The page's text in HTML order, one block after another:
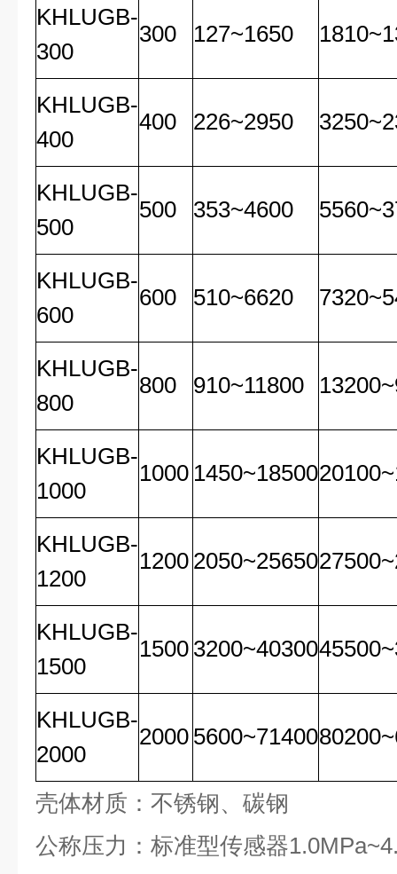
KHLUGB-
300
300 127~1650
KHLUGB-
400
400 226~2950
KHLUGB-
500
500 353~4600
KHLUGB-
600
600 510~6620
KHLUGB-
800
800 910~11800
KHLUGB-
1000
1000 1450~18500
KHLUGB-
1200
1200 2050~25650
KHLUGB-
1500
1500 3200~40300
KHLUGB-
2000
2000 5600~71400
壳体材质：不锈钢、碳钢
公称压力：标准型传感器